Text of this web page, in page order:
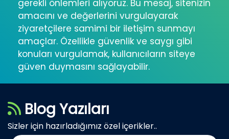
gerekli önlemleri alıyoruz. Bu mesaj, sitenizin
amacını ve değerlerini vurgulayarak
ziyaretçilere samimi bir iletişim sunmayı
amaçlar. Özellikle güvenlik ve saygı gibi
konuları vurgulamak, kullanıcıların siteye
güven duymasını sağlayabilir.
Blog Yazıları
Sizler için hazırladığımız özel içerikler..